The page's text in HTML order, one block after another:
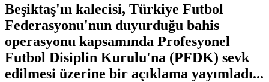
Beşiktaş'ın kalecisi, Türkiye Futbol
Federasyonu'nun duyurduğu bahis
operasyonu kapsamında Profesyonel
Futbol Disiplin Kurulu'na (PFDK) sevk
edilmesi üzerine bir açıklama yayımladı...